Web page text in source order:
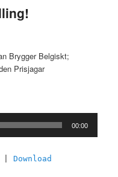
Brygger Belgiskt;
Prisjagar
00:00
|Download